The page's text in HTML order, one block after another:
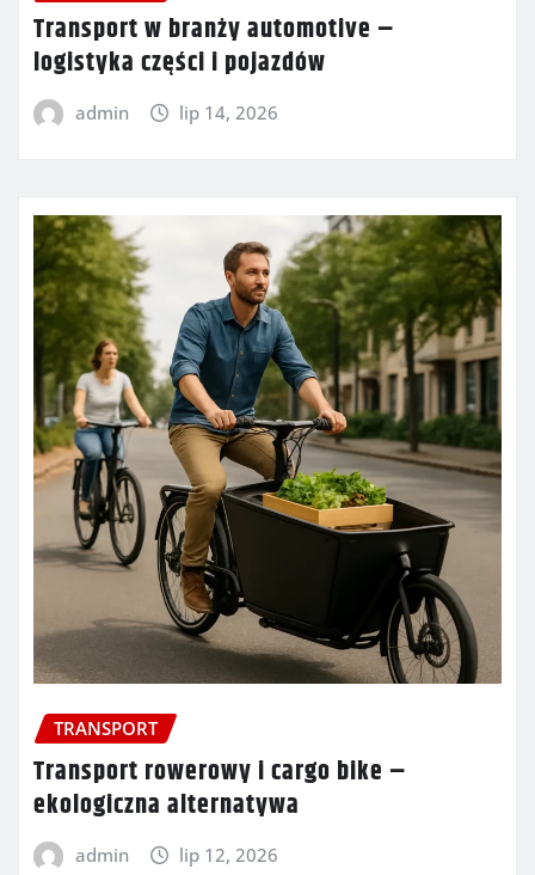
Transport w branży automotive –
logistyka części i pojazdów
admin lip 14, 2026
TRANSPORT
Transport rowerowy i cargo bike –
ekologiczna alternatywa
admin lip 12, 2026